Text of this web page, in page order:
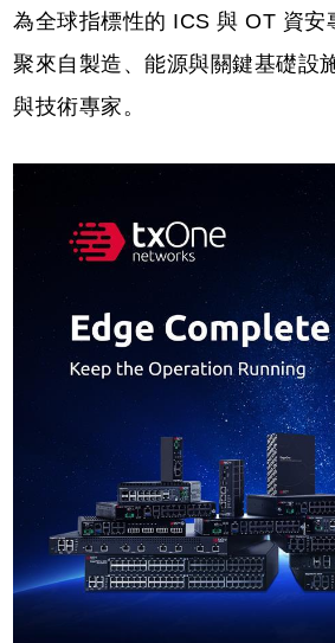
為全球指標性的 ICS 與 OT 資安
聚來自製造、能源與關鍵基礎設
與技術專家。